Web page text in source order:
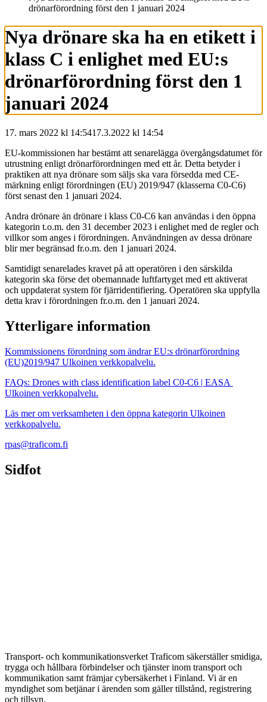
drönarförordning först den 1 januari 2024
Nya drönare ska ha en etikett i
klass C i enlighet med EU:s
drönarförordning först den 1
januari 2024
17. mars 2022 kl 14:5417.3.2022 kl 14:54
EU-kommissionen har bestämt att senarelägga övergångsdatumet för
utrustning enligt drönarförordningen med ett år. Detta betyder i
praktiken att nya drönare som säljs ska vara försedda med CE-
märkning enligt förordningen (EU) 2019/947 (klasserna C0-C6)
först senast den 1 januari 2024.
Andra drönare än drönare i klass C0-C6 kan användas i den öppna
kategorin t.o.m. den 31 december 2023 i enlighet med de regler och
villkor som anges i förordningen. Användningen av dessa drönare
blir mer begränsad fr.o.m. den 1 januari 2024.
Samtidigt senarelades kravet på att operatören i den särskilda
kategorin ska förse det obemannade luftfartyget med ett aktiverat
och uppdaterat system för fjärridentifiering. Operatören ska uppfylla
detta krav i förordningen fr.o.m. den 1 januari 2024.
Ytterligare information
Kommissionens förordning som ändrar EU:s drönarförordning
(EU)2019/947 Ulkoinen verkkopalvelu.
FAQs: Drones with class identification label C0-C6 | EASA
Ulkoinen verkkopalvelu.
Läs mer om verksamheten i den öppna kategorin Ulkoinen
verkkopalvelu.
rpas@traficom.fi
Sidfot
Transport- och kommunikationsverket Traficom säkerställer smidiga,
trygga och hållbara förbindelser och tjänster inom transport och
kommunikation samt främjar cybersäkerhet i Finland. Vi är en
myndighet som betjänar i ärenden som gäller tillstånd, registrering
och tillsyn.